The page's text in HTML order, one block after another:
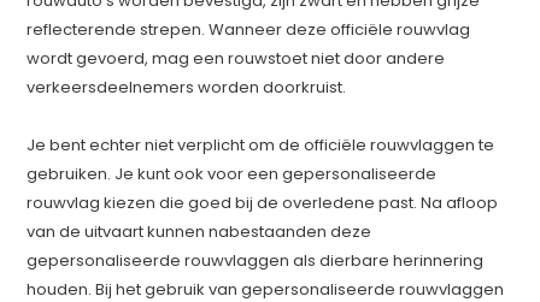
reflecterende strepen. Wanneer deze officiële rouwvlag
wordt gevoerd, mag een rouwstoet niet door andere
verkeersdeelnemers worden doorkruist.
Je bent echter niet verplicht om de officiële rouwvlaggen te
gebruiken. Je kunt ook voor een gepersonaliseerde
rouwvlag kiezen die goed bij de overledene past. Na afloop
van de uitvaart kunnen nabestaanden deze
gepersonaliseerde rouwvlaggen als dierbare herinnering
houden. Bij het gebruik van gepersonaliseerde rouwvlaggen